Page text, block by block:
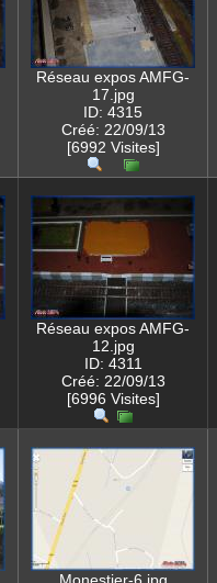
Réseau expos AMFG-
17.jpg
ID: 4315
Créé: 22/09/13
[6992 Visites]
Réseau expos AMFG-
12.jpg
ID: 4311
Créé: 22/09/13
[6996 Visites]